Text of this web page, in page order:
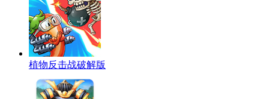
植物反击战破解版